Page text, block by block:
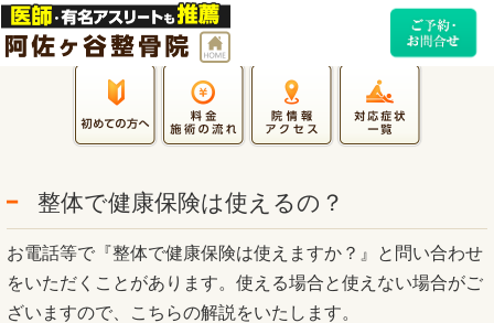
整体で健康保険は使えるの？
お電話等で『整体で健康保険は使えますか？』と問い合わせ
をいただくことがあります。使える場合と使えない場合がご
ざいますので、こちらの解説をいたします。